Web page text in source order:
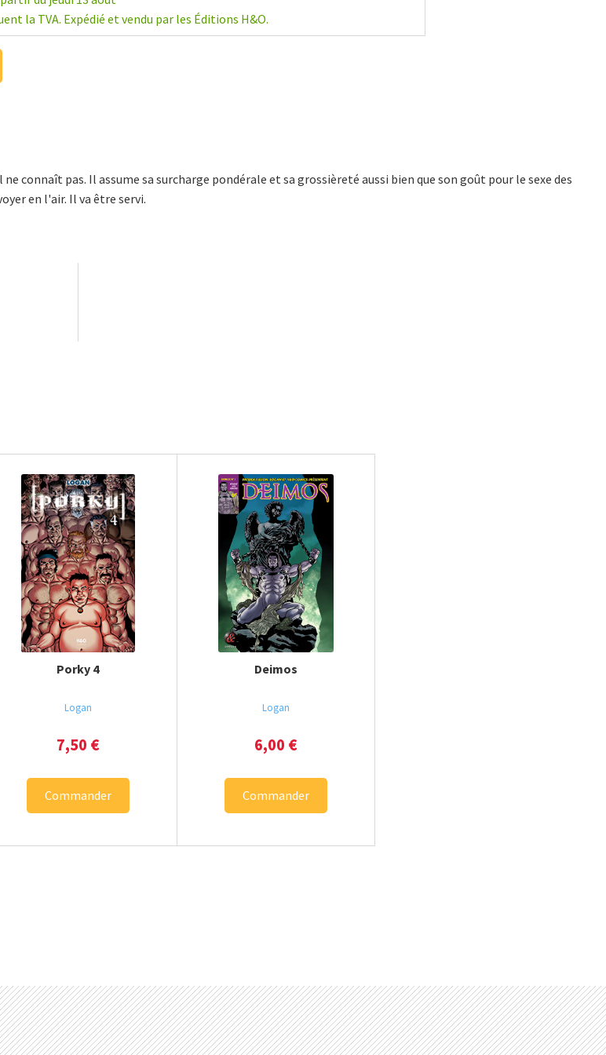
la TVA. Expédié et vendu par les Éditions H&O.
connaît pas. Il assume sa surcharge pondérale et sa grossièreté aussi bien que son goût pour le sexe des
en l'air. Il va être servi.
Porky 4
Logan
7,50 €
Commander
Deimos
Logan
6,00 €
Commander